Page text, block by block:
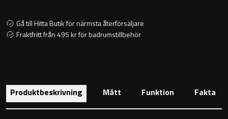
Förvaring
Atlanta
Boston
Metro
Projektsortiment
Reservdelar
Gå till Hitta Butik för närmsta återförsäljare
Fraktfritt från 495 kr för badrumstillbehör
Produktbeskrivning Mått Funktion Fakta